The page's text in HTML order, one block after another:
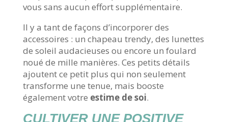
vous sans aucun effort supplémentaire.
Il y a tant de façons d’incorporer des
accessoires : un chapeau trendy, des lunettes
de soleil audacieuses ou encore un foulard
noué de mille manières. Ces petits détails
ajoutent ce petit plus qui non seulement
transforme une tenue, mais booste
également votre estime de soi.
CULTIVER UNE POSITIVE